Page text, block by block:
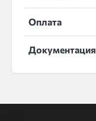
Оплата
Документация